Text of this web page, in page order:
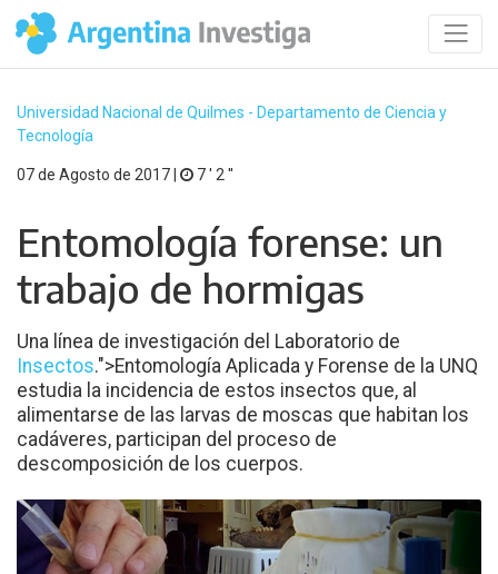
Universidad Nacional de Quilmes - Departamento de Ciencia y
Tecnología
07 de Agosto de 2017 | 7 ′ 2 ′′
Entomología forense: un
trabajo de hormigas
Una línea de investigación del Laboratorio de
Insectos.">Entomología Aplicada y Forense de la UNQ
estudia la incidencia de estos insectos que, al
alimentarse de las larvas de moscas que habitan los
cadáveres, participan del proceso de
descomposición de los cuerpos.